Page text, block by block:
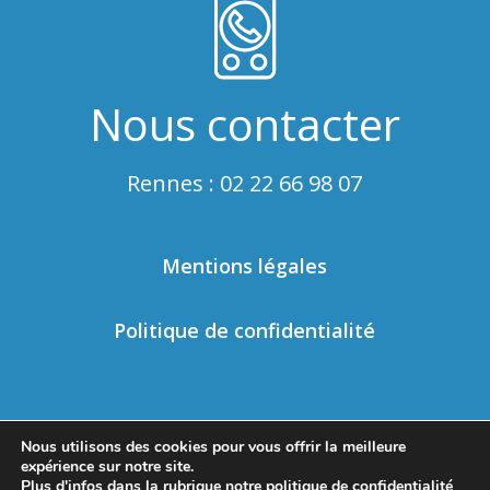
Nous contacter
Rennes : 02 22 66 98 07
Mentions légales
Politique de confidentialité
Nous écrire Nous appeler
Nous utilisons des cookies pour vous offrir la meilleure
expérience sur notre site.